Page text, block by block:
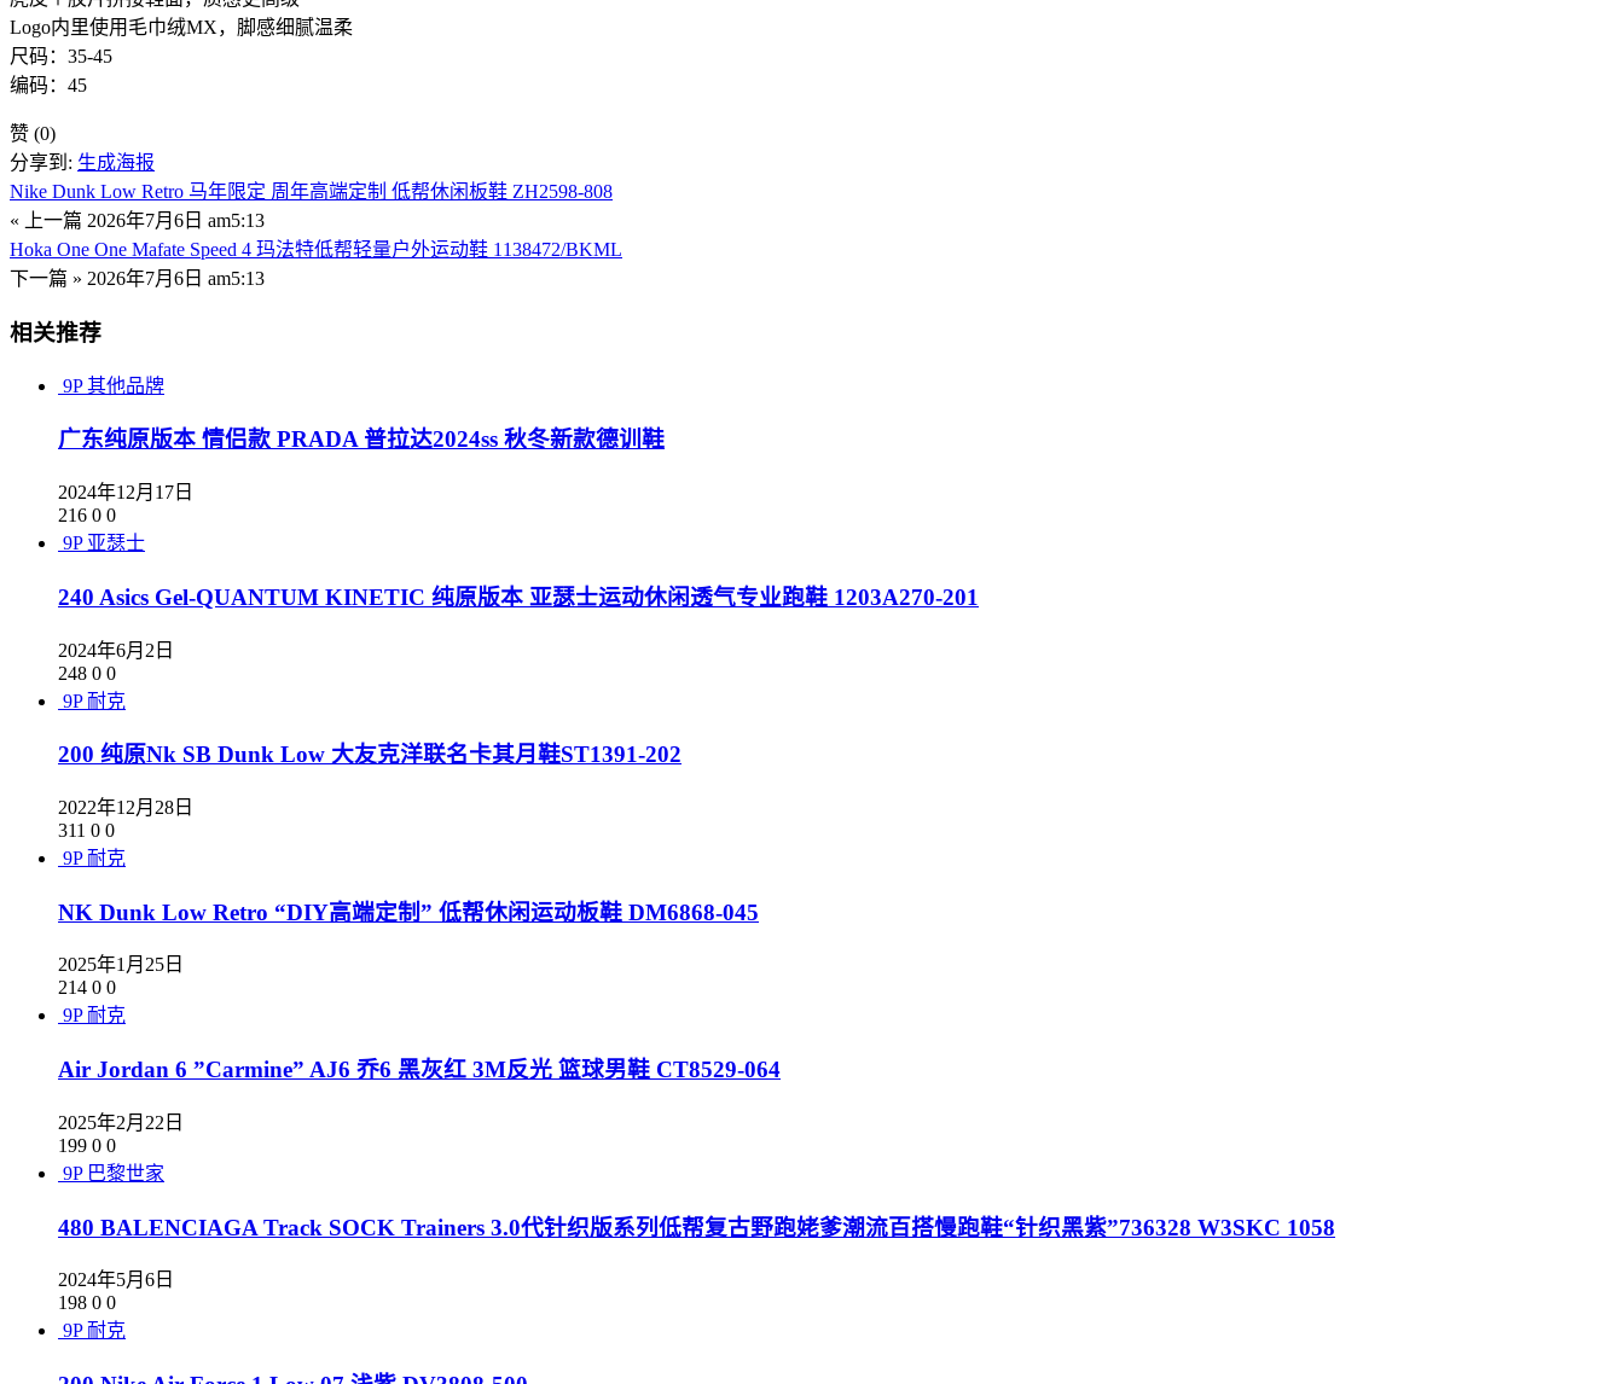
Logo内里使用毛巾绒MX，脚感细腻温柔
尺码：35-45
编码：45
赞 (0)
分享到: 生成海报
Nike Dunk Low Retro 马年限定 周年高端定制 低帮休闲板鞋 ZH2598-808
« 上一篇 2026年7月6日 am5:13
Hoka One One Mafate Speed 4 玛法特低帮轻量户外运动鞋 1138472/BKML
下一篇 » 2026年7月6日 am5:13
相关推荐
9P 其他品牌
广东纯原版本 情侣款 PRADA 普拉达2024ss 秋冬新款德训鞋
2024年12月17日
216 0 0
9P 亚瑟士
240 Asics Gel-QUANTUM KINETIC 纯原版本 亚瑟士运动休闲透气专业跑鞋 1203A270-201
2024年6月2日
248 0 0
9P 耐克
200 纯原Nk SB Dunk Low 大友克洋联名卡其月鞋ST1391-202
2022年12月28日
311 0 0
9P 耐克
NK Dunk Low Retro “DIY高端定制” 低帮休闲运动板鞋 DM6868-045
2025年1月25日
214 0 0
9P 耐克
Air Jordan 6 ”Carmine” AJ6 乔6 黑灰红 3M反光 篮球男鞋 CT8529-064
2025年2月22日
199 0 0
9P 巴黎世家
480 BALENCIAGA Track SOCK Trainers 3.0代针织版系列低帮复古野跑姥爹潮流百搭慢跑鞋“针织黑紫”736328 W3SKC 1058
2024年5月6日
198 0 0
9P 耐克